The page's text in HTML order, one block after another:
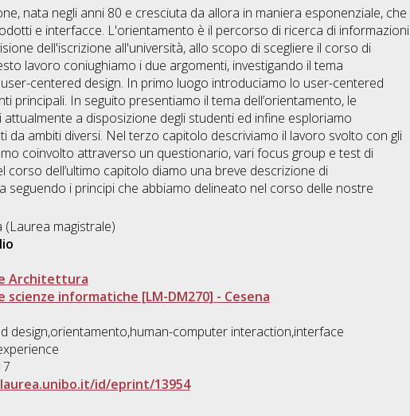
nata negli anni 80 e cresciuta da allora in maniera esponenziale, che
e interfacce. L'orientamento è il percorso di ricerca di informazioni
dell'iscrizione all'università, allo scopo di scegliere il corso di
lavoro coniughiamo i due argomenti, investigando il tema
centered design. In primo luogo introduciamo lo user-centered
principali. In seguito presentiamo il tema dell’orientamento, le
a disposizione degli studenti ed infine esploriamo
da ambiti diversi. Nel terzo capitolo descriviamo il lavoro svolto con gli
coinvolto attraverso un questionario, vari focus group e test di
dell’ultimo capitolo diamo una breve descrizione di
seguendo i principi che abbiamo delineato nel corso delle nostre
(Laurea magistrale)
Architettura
scienze informatiche [LM-DM270] - Cesena
design,orientamento,human-computer interaction,interface
id/eprint/13954